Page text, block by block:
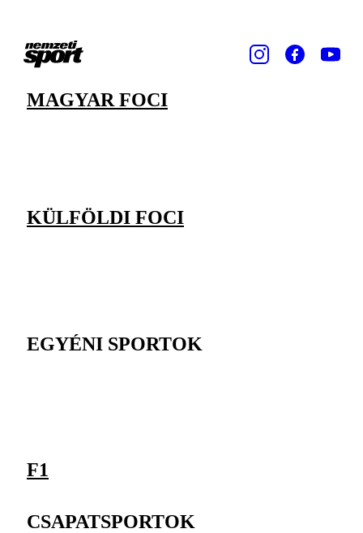
MAGYAR FOCI
KÜLFÖLDI FOCI
EGYÉNI SPORTOK
F1
CSAPATSPORTOK